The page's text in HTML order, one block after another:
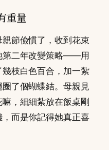
重量
節儉慣了，收到花束
第二年改變策略——用
枝白色百合，加一紮
了個蝴蝶結。母親見
，細細紮放在飯桌剛
而是你記得她真正喜